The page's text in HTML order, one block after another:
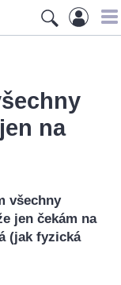
na
všechny
jen čekám na
(jak fyzická